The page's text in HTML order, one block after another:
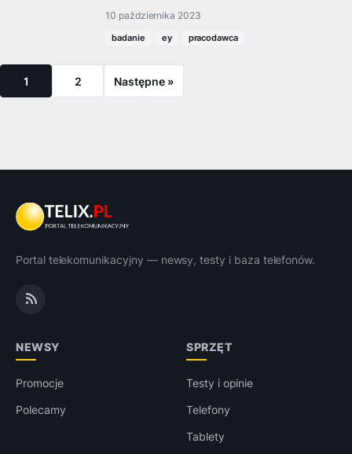
10 października 2023
badanie ey pracodawca
1 2 Następne »
Portal telekomunikacyjny — newsy, testy i baza telefonów.
NEWSY
Promocje
Polecamy
SPRZĘT
Testy i opinie
Telefony
Tablety